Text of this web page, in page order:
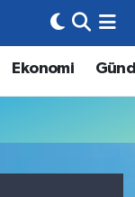
Ekonomi